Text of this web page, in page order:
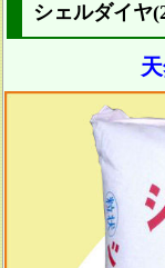
シェルダイヤ